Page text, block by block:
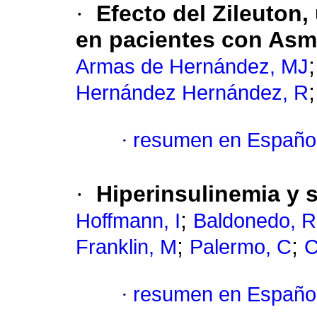
·
Efecto del
en pacientes con
Armas de Hernández, MJ
Hernández Hernández, R
· resumen en
· Hiperinsulinemia y
Hoffmann, I; Baldonedo, R
Franklin, M; Palermo, C;
· resumen en